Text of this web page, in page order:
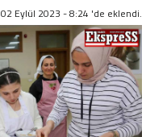
02 Eylül 2023 - 8:24 'de eklendi.